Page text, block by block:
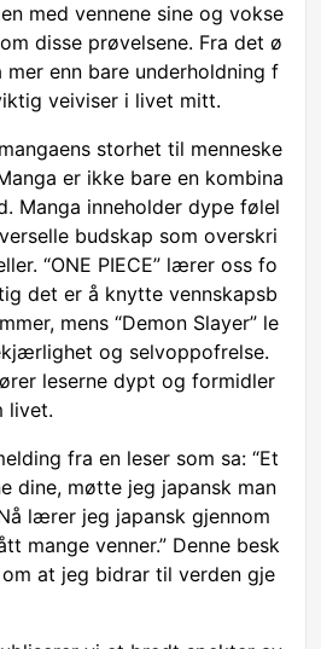
med vennene sine og vokse
disse prøvelsene. Fra det ø
enn bare underholdning f
veiviser i livet mitt.
storhet til menneske
er ikke bare en kombina
Manga inneholder dype følel
budskap som overskri
“ONE PIECE” lærer oss fo
det er å knytte vennskapsb
mens “Demon Slayer” le
og selvoppofrelse.
leserne dypt og formidler
livet.
fra en leser som sa: “Et
dine, møtte jeg japansk man
lærer jeg japansk gjennom
mange venner.” Denne besk
at jeg bidrar til verden gje